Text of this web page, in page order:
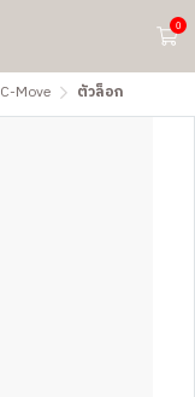
0
C-Move ตัวล็อก